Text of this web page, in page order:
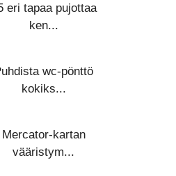
eri tapaa pujottaa
ken...
wc-pönttö
kokiks...
Mercator-kartan
vääristym...